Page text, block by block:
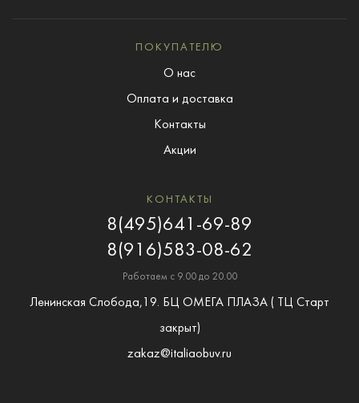
ПОКУПАТЕЛЮ
О нас
Оплата и доставка
Контакты
Акции
КОНТАКТЫ
8(495)641-69-89
8(916)583-08-62
Работаем с 9.00 до 20.00
Ленинская Слобода,19. БЦ ОМЕГА ПЛАЗА ( ТЦ Старт
закрыт)
zakaz@italiaobuv.ru